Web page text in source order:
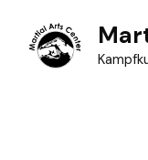
Inhalt
springen